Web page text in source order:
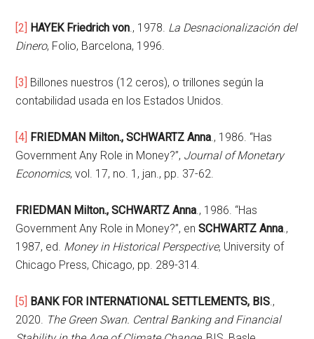
[2] HAYEK Friedrich von ., 1978. La Desnacionalización del
Dinero, Folio, Barcelona, 1996.
[3] Billones nuestros (12 ceros), o trillones según la
contabilidad usada en los Estados Unidos.
[4] FRIEDMAN Milton., SCHWARTZ Anna ., 1986. “Has
Government Any Role in Money?”, Journal of Monetary
Economics, vol. 17, no. 1, jan., pp. 37-62.
FRIEDMAN Milton., SCHWARTZ Anna ., 1986. “Has
Government Any Role in Money?”, enSCHWARTZ Anna .,
1987, ed. Money in Historical Perspective, University of
Chicago Press, Chicago, pp. 289-314.
[5] BANK FOR INTERNATIONAL SETTLEMENTS, BIS .,
2020.
The Green Swan. Central Banking and Financial